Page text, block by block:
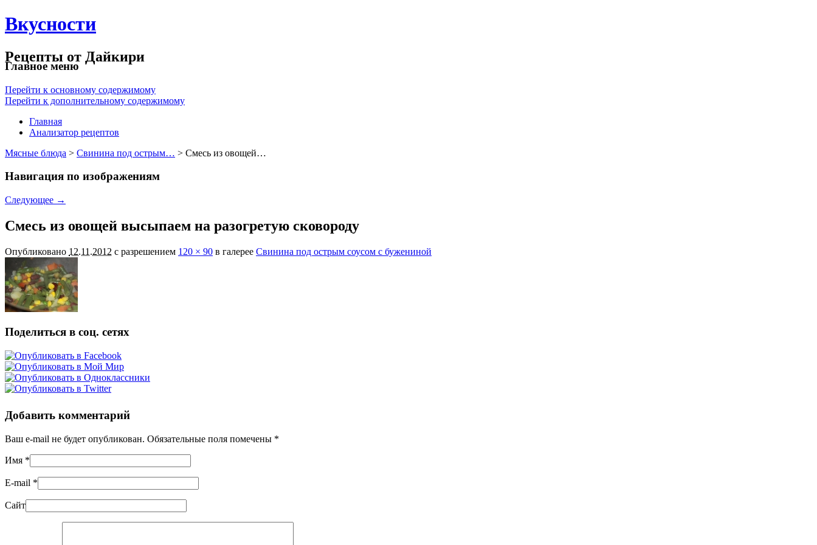
Вкусности
Рецепты от Дайкири
Главное меню
Перейти к основному содержимому
Перейти к дополнительному содержимому
Главная
Анализатор рецептов
Мясные блюда > Свинина под острым… > Смесь из овощей…
Навигация по изображениям
Следующее →
Смесь из овощей высыпаем на разогретую сковороду
Опубликовано 12.11.2012 с разрешением 120 × 90 в галерее Свинина под острым соусом с бужениной
Поделиться в соц. сетях
Добавить комментарий
Ваш e-mail не будет опубликован. Обязательные поля помечены *
Имя *
E-mail *
Сайт